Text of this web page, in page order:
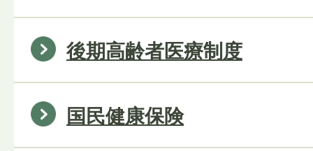
後期高齢者医療制度
国民健康保険